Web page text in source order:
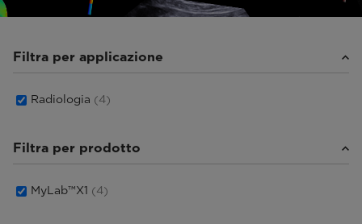
Filtra per applicazione
Radiologia (4)
Filtra per prodotto
MyLab™X1 (4)